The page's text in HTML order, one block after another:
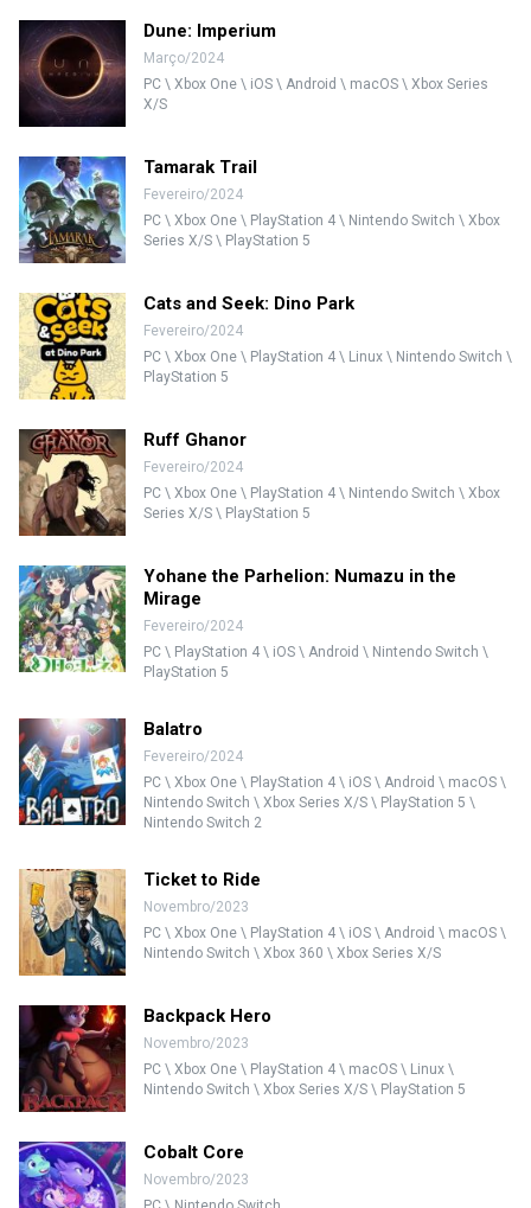
Dune: Imperium
Março/2024
PC \ Xbox One \ iOS \ Android \ macOS \ Xbox Series
X/S
Tamarak Trail
Fevereiro/2024
PC \ Xbox One \ PlayStation 4 \ Nintendo Switch \ Xbox
Series X/S \ PlayStation 5
Cats and Seek: Dino Park
Fevereiro/2024
PC \ Xbox One \ PlayStation 4 \ Linux \ Nintendo Switch \
PlayStation 5
Ruff Ghanor
Fevereiro/2024
PC \ Xbox One \ PlayStation 4 \ Nintendo Switch \ Xbox
Series X/S \ PlayStation 5
Yohane the Parhelion: Numazu in the
Mirage
Fevereiro/2024
PC \ PlayStation 4 \ iOS \ Android \ Nintendo Switch \
PlayStation 5
Balatro
Fevereiro/2024
PC \ Xbox One \ PlayStation 4 \ iOS \ Android \ macOS \
Nintendo Switch \ Xbox Series X/S \ PlayStation 5 \
Nintendo Switch 2
Ticket to Ride
Novembro/2023
PC \ Xbox One \ PlayStation 4 \ iOS \ Android \ macOS \
Nintendo Switch \ Xbox 360 \ Xbox Series X/S
Backpack Hero
Novembro/2023
PC \ Xbox One \ PlayStation 4 \ macOS \ Linux \
Nintendo Switch \ Xbox Series X/S \ PlayStation 5
Cobalt Core
Novembro/2023